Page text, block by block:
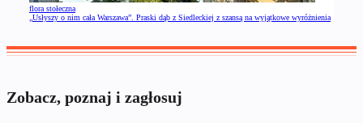
flora stołeczna
„Usłyszy o nim cała Warszawa”. Praski dąb z Siedleckiej z szansą na wyjątkowe wyróżnienia
Zobacz, poznaj i zagłosuj